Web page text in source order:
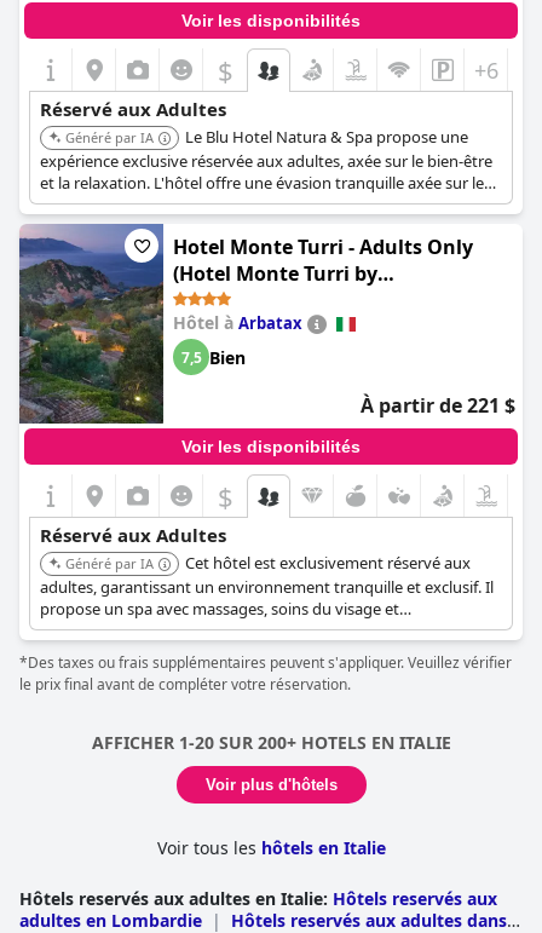
Voir les disponibilités
$ +6
Réservé aux Adultes
Généré par IA
Le Blu Hotel Natura & Spa propose une
expérience exclusive réservée aux adultes, axée sur le bien-être
et la relaxation. L'hôtel offre une évasion tranquille axée sur les
thérapies naturelles et les soins spa.
Hotel Monte Turri - Adults Only
(Hotel Monte Turri by
Falkensteiner)
Hôtel à Arbatax
7,5 Bien
À partir de 221 $
Voir les disponibilités
$
Réservé aux Adultes
Généré par IA
Cet hôtel est exclusivement réservé aux
adultes, garantissant un environnement tranquille et exclusif. Il
propose un spa avec massages, soins du visage et
hydrothérapie, ainsi que des équipements comme un bar, un
centre de fitness et un bain à remous, offrant une expérience
relaxante et axée sur les adultes.
*Des taxes ou frais supplémentaires peuvent s'appliquer. Veuillez vérifier
le prix final avant de compléter votre réservation.
AFFICHER 1-20 SUR 200+ HOTELS EN ITALIE
Voir plus d'hôtels
Voir tous les hôtels en Italie
Hôtels reservés aux adultes en Italie: Hôtels reservés aux
adultes en Lombardie |
Hôtels reservés aux adultes dans